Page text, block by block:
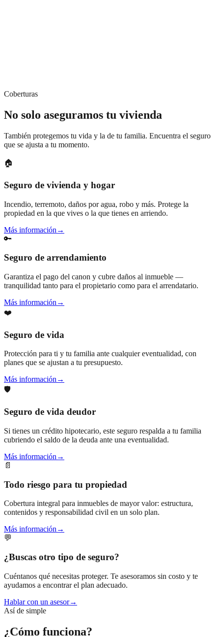
Coberturas
No solo aseguramos tu vivienda
También protegemos tu vida y la de tu familia. Encuentra el seguro
que se ajusta a tu momento.
🏠
Seguro de vivienda y hogar
Incendio, terremoto, daños por agua, robo y más. Protege la
propiedad en la que vives o la que tienes en arriendo.
Más información →
🔑
Seguro de arrendamiento
Garantiza el pago del canon y cubre daños al inmueble —
tranquilidad tanto para el propietario como para el arrendatario.
Más información →
❤️
Seguro de vida
Protección para ti y tu familia ante cualquier eventualidad, con
planes que se ajustan a tu presupuesto.
Más información→
🛡️
Seguro de vida deudor
Si tienes un crédito hipotecario, este seguro respalda a tu familia
cubriendo el saldo de la deuda ante una eventualidad.
Más información →
📄
Todo riesgo para tu propiedad
Cobertura integral para inmuebles de mayor valor: estructura,
contenidos y responsabilidad civil en un solo plan.
Más información →
💬
¿Buscas otro tipo de seguro?
Cuéntanos qué necesitas proteger. Te asesoramos sin costo y te
ayudamos a encontrar el plan adecuado.
Hablar con un asesor→
Así de simple
¿Cómo funciona?